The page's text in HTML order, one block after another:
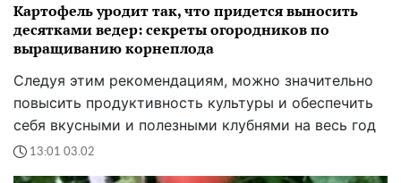
Картофель уродит так, что придется выносить
десятками ведер: секреты огородников по
выращиванию корнеплода
Следуя этим рекомендациям, можно значительно
повысить продуктивность культуры и обеспечить
себя вкусными и полезными клубнями на весь год
13:01 03.02